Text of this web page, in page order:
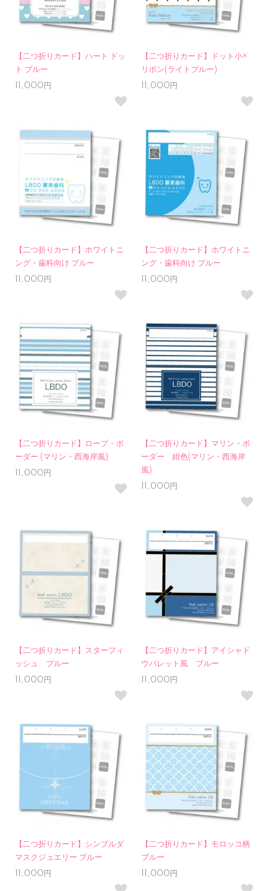
【二つ折りカード】ハート ドッ
ト ブルー
11,000円
【二つ折りカード】ドット小×
リボン(ライトブルー)
11,000円
【二つ折りカード】ホワイトニ
ング・歯科向け ブルー
11,000円
【二つ折りカード】ホワイトニ
ング・歯科向け ブルー
11,000円
【二つ折りカード】ロープ・ボ
ーダー (マリン・西海岸風)
11,000円
【二つ折りカード】マリン・ボ
ーダー 紺色(マリン・西海岸
風)
11,000円
【二つ折りカード】スターフィ
ッシュ ブルー
11,000円
【二つ折りカード】アイシャド
ウパレット風 ブルー
11,000円
【二つ折りカード】シンプルダ
マスクジュエリー ブルー
11,000円
【二つ折りカード】モロッコ柄
ブルー
11,000円